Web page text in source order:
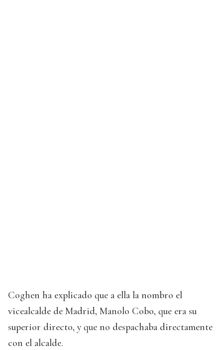
Coghen ha explicado que a ella la nombro el
vicealcalde de Madrid, Manolo Cobo, que era su
superior directo, y que no despachaba directamente
con el alcalde.